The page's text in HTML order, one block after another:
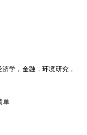
学，金融，环境研究，
单